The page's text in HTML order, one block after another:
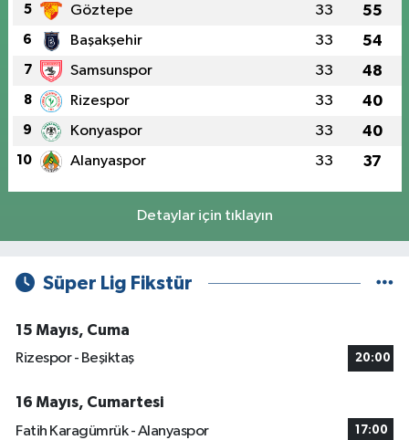
5 Göztepe 33 55
6 Başakşehir 33 54
7 Samsunspor 33 48
8 Rizespor 33 40
9 Konyaspor 33 40
10 Alanyaspor 33 37
Detaylar için tıklayın
Süper Lig Fikstür
15 Mayıs, Cuma
Rizespor - Beşiktaş
20:00
16 Mayıs, Cumartesi
Fatih Karagümrük - Alanyaspor
17:00